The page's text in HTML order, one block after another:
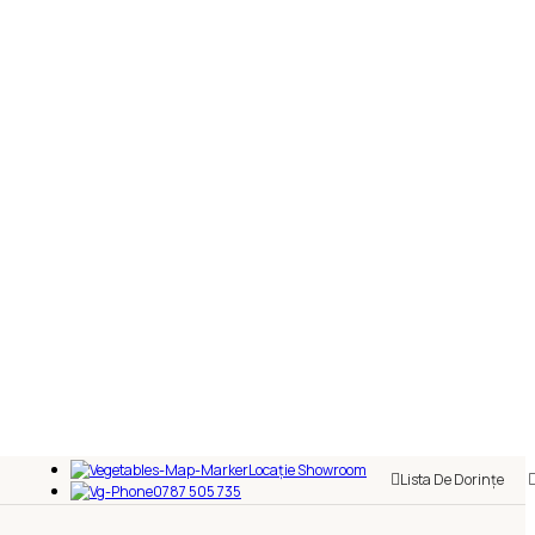
Locație Showroom
0787 505 735
Lista De Dorințe